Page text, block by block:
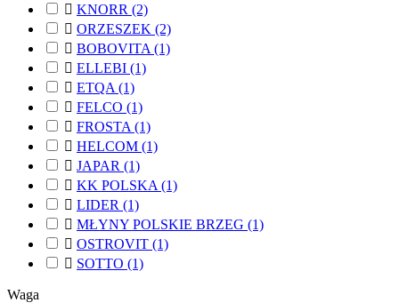
 KNORR (2)
 ORZESZEK (2)
 BOBOVITA (1)
 ELLEBI (1)
 ETQA (1)
 FELCO (1)
 FROSTA (1)
 HELCOM (1)
 JAPAR (1)
 KK POLSKA (1)
 LIDER (1)
 MŁYNY POLSKIE BRZEG (1)
 OSTROVIT (1)
 SOTTO (1)
Waga